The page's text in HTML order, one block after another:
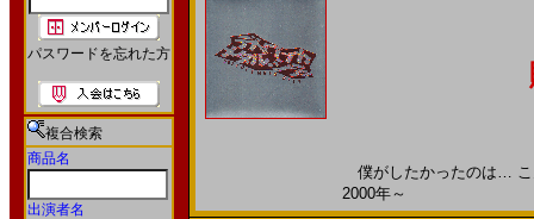
パスワードを忘れた方
複合検索
商品名
出演者名
僕がしたかったのは…
2000年～